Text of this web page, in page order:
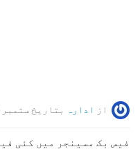
از ادارہ بتاریخ ستمبر 27, 2017
فیس بک مسینجر میں کئی